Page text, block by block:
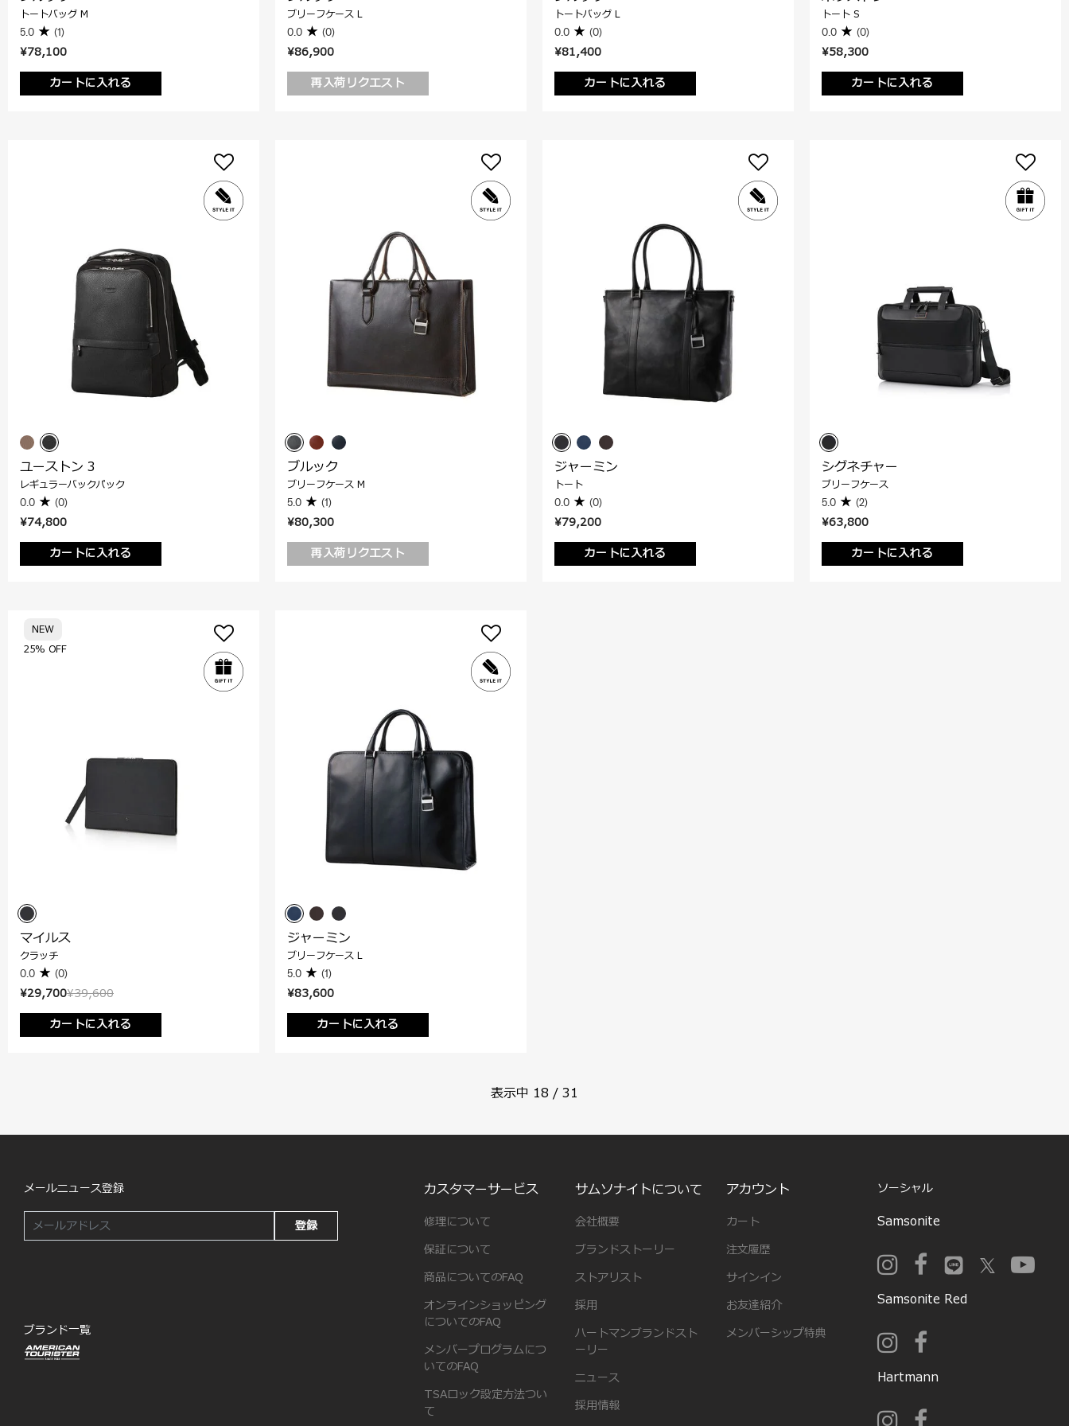
¥78,100
カートに入れる
トートバッグ M
5.0 (1)
¥86,900
再入荷リクエスト
ブリーフケース L
0.0 (0)
¥81,400
カートに入れる
トートバッグ L
0.0 (0)
¥58,300
カートに入れる
トート S
0.0 (0)
¥74,800
カートに入れる
ユーストン 3
レギュラーバックパック
0.0 (0)
¥80,300
再入荷リクエスト
ブルック
ブリーフケース M
5.0 (1)
¥79,200
カートに入れる
ジャーミン
トート
0.0 (0)
¥63,800
カートに入れる
シグネチャー
ブリーフケース
5.0 (2)
¥39,600
¥29,700
カートに入れる
25% OFF
NEW
マイルス
クラッチ
0.0 (0)
¥83,600
カートに入れる
ジャーミン
ブリーフケース L
5.0 (1)
表示中 18 / 31
メールニュース登録
登録
ブランド一覧
カスタマーサービス
修理について
保証について
商品についてのFAQ
オンラインショッピング
についてのFAQ
メンバープログラムにつ
いてのFAQ
TSAロック設定方法つい
て
サムソナイトについて
会社概要
ブランドストーリー
ストアリスト
採用
ハートマンブランドスト
ーリー
ニュース
採用情報
アカウント
カート
注文履歴
サインイン
お友達紹介
メンバーシップ特典
ソーシャル
Samsonite
Samsonite Red
Hartmann